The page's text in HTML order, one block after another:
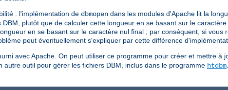
: l'implémentation de dbmopen dans les modules d'Apache lit la
plutôt que de calculer cette longueur en se basant sur le
en se basant sur le caractère nul final ; par conséquent, si
peut éventuellement s'expliquer par cette différence
avec Apache. On peut utiliser ce programme pour créer et mettre à
autre outil pour gérer les fichiers DBM, inclus dans le programme htdbm.